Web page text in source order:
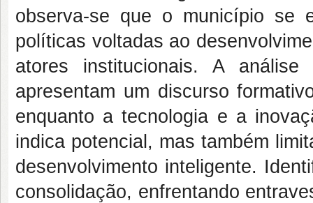
observa-se que o município se
políticas voltadas ao
atores institucionais. A
apresentam um discurso
enquanto a tecnologia e a
indica potencial, mas também
desenvolvimento inteligente.
consolidação, enfrentando